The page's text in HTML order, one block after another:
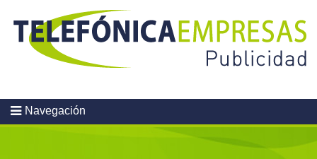
content
Navegación